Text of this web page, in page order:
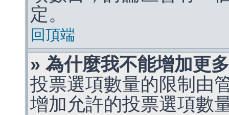
定。
回頂端
» 為什麼我不能增加更
投票選項數量的限制由
增加允許的投票選項數